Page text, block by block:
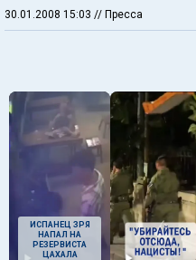
30.01.2008 15:03 // Пресса
ИСПАНЕЦ ЗРЯ
НАПАЛ НА
РЕЗЕРВИСТА
ЦАХАЛА